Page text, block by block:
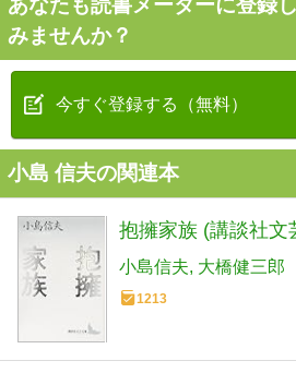
あなたも読書メーターに登録
みませんか？
今すぐ登録する（無料）
小島 信夫の関連本
抱擁家族 (講談社文
小島信夫 大橋健三郎
1213